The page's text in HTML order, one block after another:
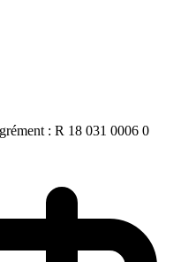
: R 18 031 0006 0